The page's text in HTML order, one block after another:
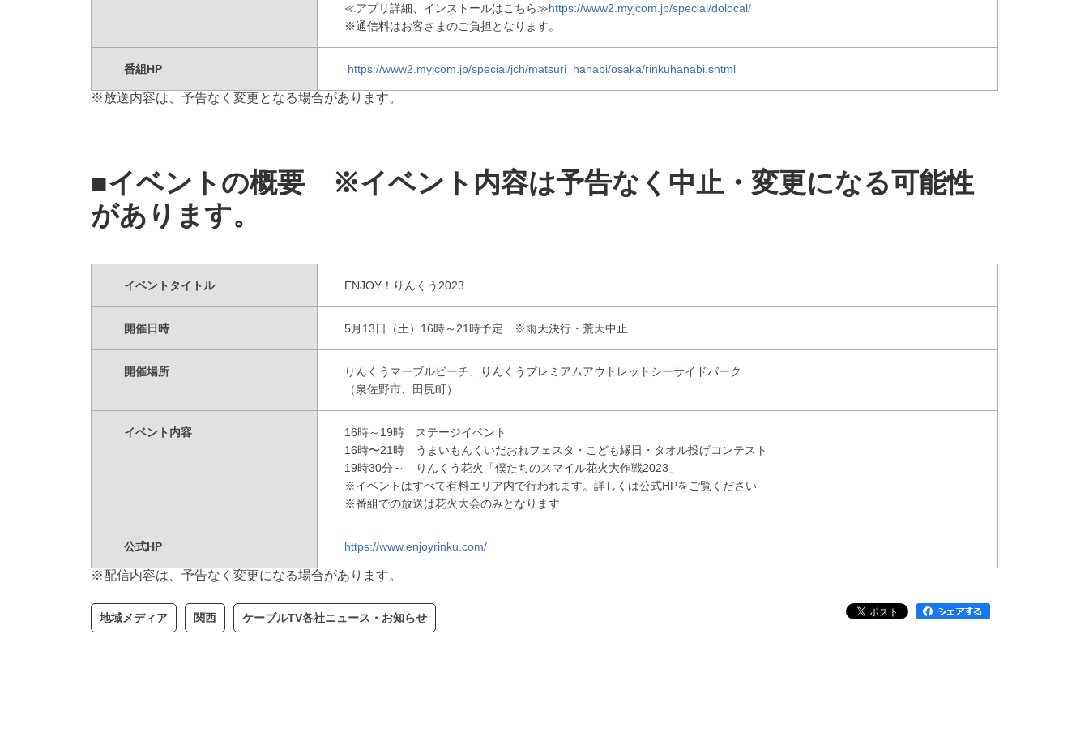
≪アプリ詳細、インストールはこちら≫https://www2.myjcom.jp/special/dolocal/
※通信料はお客さまのご負担となります。
番組HP https://www2.myjcom.jp/special/jch/matsuri_hanabi/osaka/rinkuhanabi.shtml
※放送内容は、予告なく変更となる場合があります。
■イベントの概要 ※イベント内容は予告なく中止・変更になる可能性
があります。
イベントタイトル ENJOY！りんくう2023
開催日時 5月13日（土）16時～21時予定 ※雨天決行・荒天中止
開催場所
りんくうマーブルビーチ、りんくうプレミアムアウトレットシーサイドパーク
（泉佐野市、田尻町）
イベント内容
16時～19時 ステージイベント
16時〜21時 うまいもんくいだおれフェスタ・こども縁日・タオル投げコンテスト
19時30分～ りんくう花火「僕たちのスマイル花火大作戦2023」
※イベントはすべて有料エリア内で行われます。詳しくは公式HPをご覧ください
※番組での放送は花火大会のみとなります
公式HP https://www.enjoyrinku.com/
※配信内容は、予告なく変更になる場合があります。
地域メディア 関西 ケーブルTV各社ニュース・お知らせ